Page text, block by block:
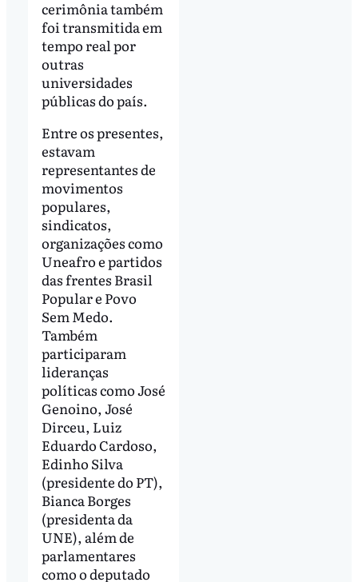
cerimônia também
foi transmitida em
tempo real por
outras
universidades
públicas do país.
Entre os presentes,
estavam
representantes de
movimentos
populares,
sindicatos,
organizações como
Uneafro e partidos
das frentes Brasil
Popular e Povo
Sem Medo.
Também
participaram
lideranças
políticas como José
Genoino, José
Dirceu, Luiz
Eduardo Cardoso,
Edinho Silva
(presidente do PT),
Bianca Borges
(presidenta da
UNE), além de
parlamentares
como o deputado